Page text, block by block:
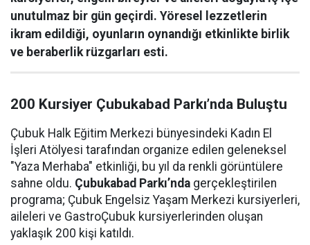
unutulmaz bir gün geçirdi. Yöresel lezzetlerin
ikram edildiği, oyunların oynandığı etkinlikte birlik
ve beraberlik rüzgarları esti.
200 Kursiyer Çubukabad Parkı’nda Buluştu
Çubuk Halk Eğitim Merkezi bünyesindeki Kadın El
İşleri Atölyesi tarafından organize edilen geleneksel
"Yaza Merhaba" etkinliği, bu yıl da renkli görüntülere
sahne oldu. Çubukabad Parkı’nda gerçekleştirilen
programa; Çubuk Engelsiz Yaşam Merkezi kursiyerleri,
aileleri ve GastroÇubuk kursiyerlerinden oluşan
yaklaşık 200 kişi katıldı.